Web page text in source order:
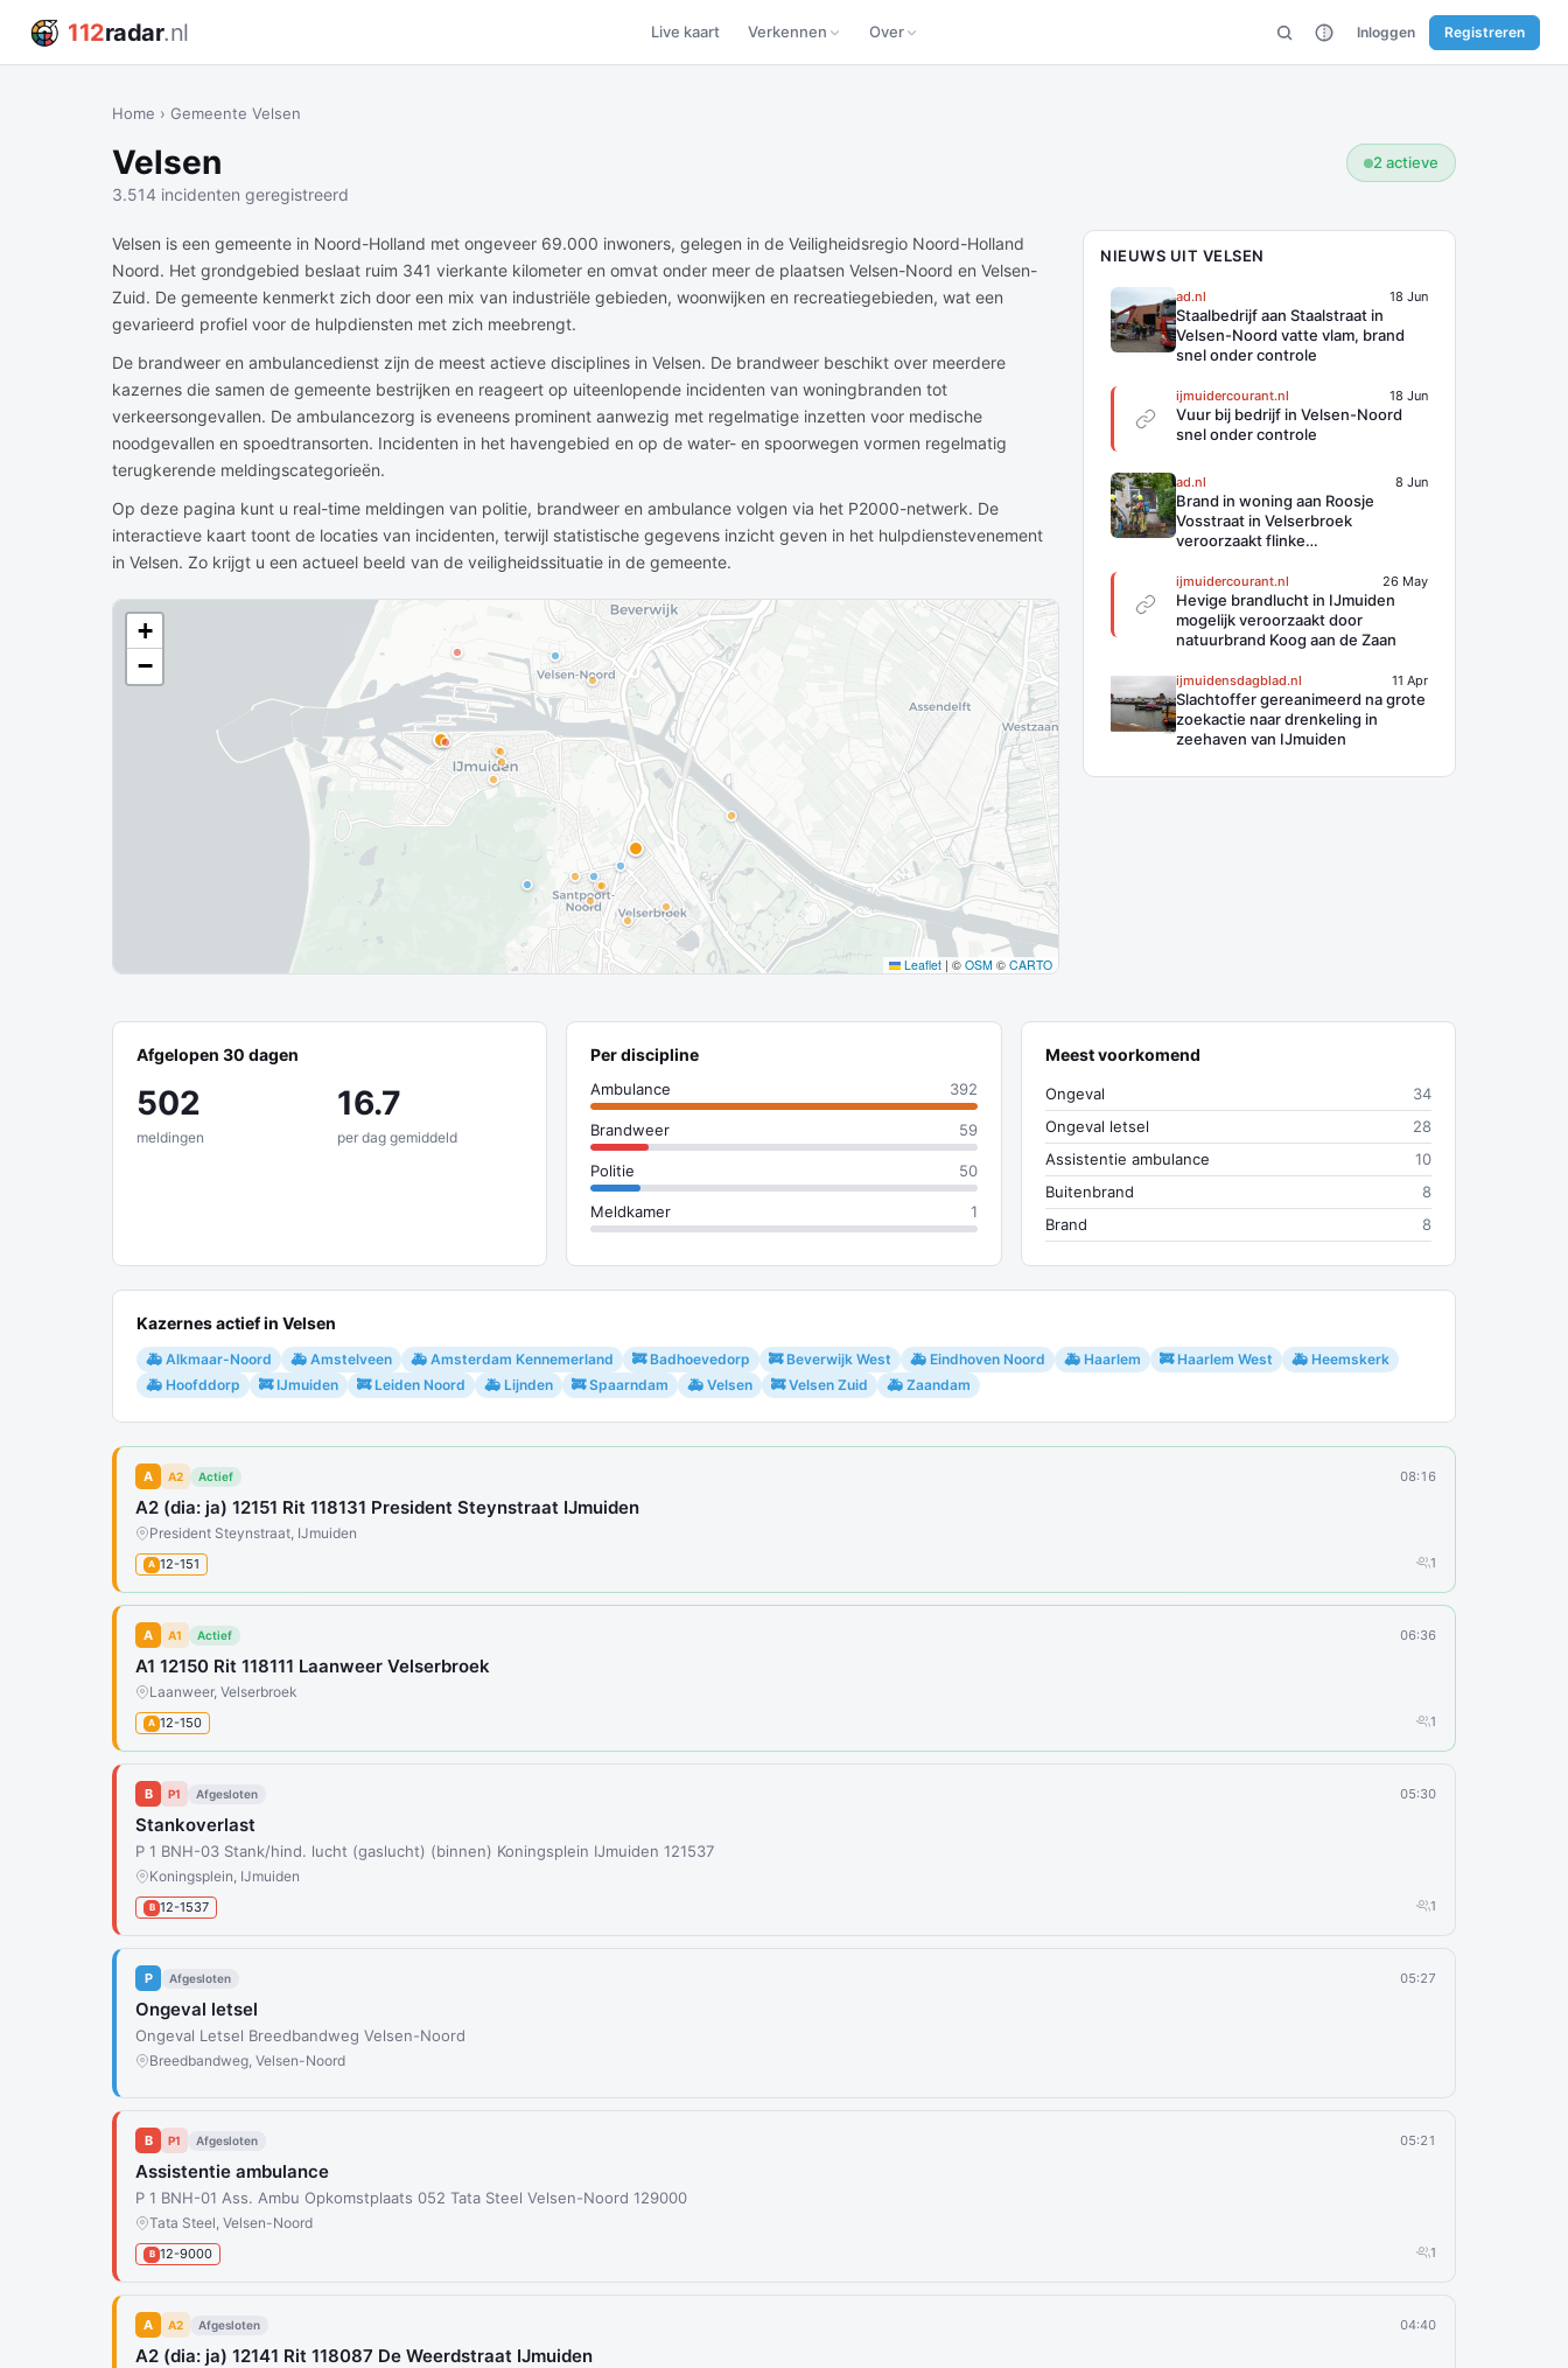
112radar.nl Live kaart Verkennen Over Inloggen Registreren
Home › Gemeente Velsen
Velsen
3.514 incidenten geregistreerd
2 actieve
Velsen is een gemeente in Noord-Holland met ongeveer 69.000 inwoners, gelegen in de Veiligheidsregio Noord-Holland
Noord. Het grondgebied beslaat ruim 341 vierkante kilometer en omvat onder meer de plaatsen Velsen-Noord en Velsen-
Zuid. De gemeente kenmerkt zich door een mix van industriële gebieden, woonwijken en recreatiegebieden, wat een
gevarieerd profiel voor de hulpdiensten met zich meebrengt.
De brandweer en ambulancedienst zijn de meest actieve disciplines in Velsen. De brandweer beschikt over meerdere
kazernes die samen de gemeente bestrijken en reageert op uiteenlopende incidenten van woningbranden tot
verkeersongevallen. De ambulancezorg is eveneens prominent aanwezig met regelmatige inzetten voor medische
noodgevallen en spoedtransorten. Incidenten in het havengebied en op de water- en spoorwegen vormen regelmatig
terugkerende meldingscategorieën.
Op deze pagina kunt u real-time meldingen van politie, brandweer en ambulance volgen via het P2000-netwerk. De
interactieve kaart toont de locaties van incidenten, terwijl statistische gegevens inzicht geven in het hulpdienstevenement
in Velsen. Zo krijgt u een actueel beeld van de veiligheidssituatie in de gemeente.
+
−
Leaflet | © OSM © CARTO
NIEUWS UIT VELSEN
ad.nl 18 Jun
Staalbedrijf aan Staalstraat in
Velsen-Noord vatte vlam, brand
snel onder controle
ijmuidercourant.nl 18 Jun
Vuur bij bedrijf in Velsen-Noord
snel onder controle
ad.nl 8 Jun
Brand in woning aan Roosje
Vosstraat in Velserbroek
veroorzaakt flinke
ijmuidercourant.nl 26 May
Hevige brandlucht in IJmuiden
mogelijk veroorzaakt door
natuurbrand Koog aan de Zaan
ijmuidensdagblad.nl 11 Apr
Slachtoffer gereanimeerd na grote
zoekactie naar drenkeling in
zeehaven van IJmuiden
Afgelopen 30 dagen
502
meldingen
16.7
per dag gemiddeld
Per discipline
Ambulance 392
Brandweer 59
Politie 50
Meldkamer 1
Meest voorkomend
Ongeval
34
Ongeval letsel
28
Assistentie ambulance
10
Buitenbrand
8
Brand
8
Kazernes actief in Velsen
🚑 Alkmaar-Noord 🚑 Amstelveen 🚑 Amsterdam Kennemerland 🚒 Badhoevedorp 🚒 Beverwijk West 🚑 Eindhoven Noord 🚑 Haarlem 🚒 Haarlem West
🚑 Heemskerk
🚑 Hoofddorp
🚒 IJmuiden 🚒 Leiden Noord 🚑 Lijnden 🚒 Spaarndam 🚑 Velsen 🚒 Velsen Zuid 🚑 Zaandam
A A2 Actief 08:16
A2 (dia: ja) 12151 Rit 118131 President Steynstraat IJmuiden
President Steynstraat, IJmuiden
A 12-151 1
A A1 Actief 06:36
A1 12150 Rit 118111 Laanweer Velserbroek
Laanweer, Velserbroek
A 12-150 1
B P1 Afgesloten 05:30
Stankoverlast
P 1 BNH-03 Stank/hind. lucht (gaslucht) (binnen) Koningsplein IJmuiden 121537
Koningsplein, IJmuiden
B 12-1537 1
P Afgesloten 05:27
Ongeval letsel
Ongeval Letsel Breedbandweg Velsen-Noord
Breedbandweg, Velsen-Noord
B P1 Afgesloten 05:21
Assistentie ambulance
P 1 BNH-01 Ass. Ambu Opkomstplaats 052 Tata Steel Velsen-Noord 129000
Tata Steel, Velsen-Noord
B 12-9000 1
A A2 Afgesloten 04:40
A2 (dia: ja) 12141 Rit 118087 De Weerdstraat IJmuiden